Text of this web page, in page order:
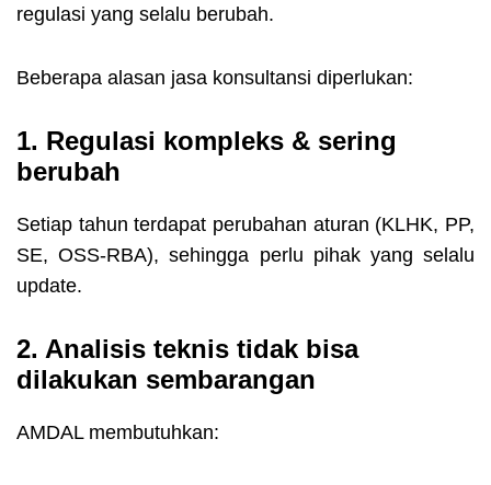
regulasi yang selalu berubah.
Beberapa alasan jasa konsultansi diperlukan:
1. Regulasi kompleks & sering
berubah
Setiap tahun terdapat perubahan aturan (KLHK, PP,
SE, OSS-RBA), sehingga perlu pihak yang selalu
update.
2. Analisis teknis tidak bisa
dilakukan sembarangan
AMDAL membutuhkan: